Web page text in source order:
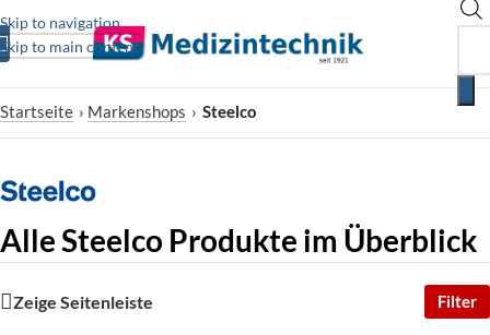
Skip to navigation
Skip to main content
Startseite › Markenshops › Steelco
Alle Steelco Produkte im Überblick
Zeige Seitenleiste Filter